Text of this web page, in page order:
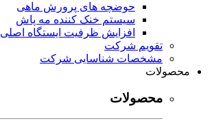
حوضچه های پرورش ماهی
سیستم خنک کننده مه پاش
افزایش ظرفیت ایستگاه اصلی
تقویم شرکت
مشخصات شناسایی شرکت
محصولات
محصولات